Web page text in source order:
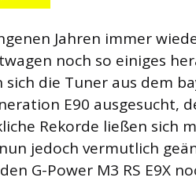
Jahren immer
noch so einiges
sich die Tuner aus dem
E90 ausgesucht,
Rekorde ließen sich
jedoch vermutlich
G-Power M3 RS E9X